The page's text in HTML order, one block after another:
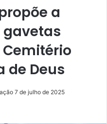
a
de Deus
7 de julho de 2025